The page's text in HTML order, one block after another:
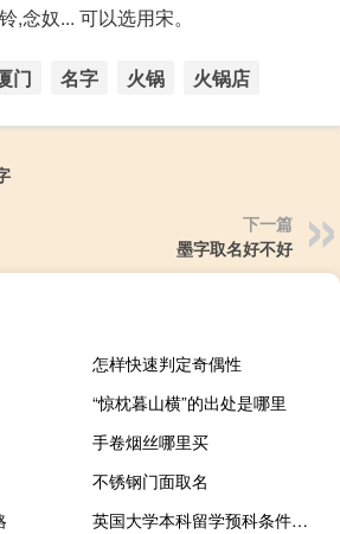
,念奴... 可以选用宋。
门 名字 火锅 火锅店
下一篇
墨字取名好不好
怎样快速判定奇偶性
“惊枕暮山横”的出处是哪里
手卷烟丝哪里买
不锈钢门面取名
英国大学本科留学预科条件介绍